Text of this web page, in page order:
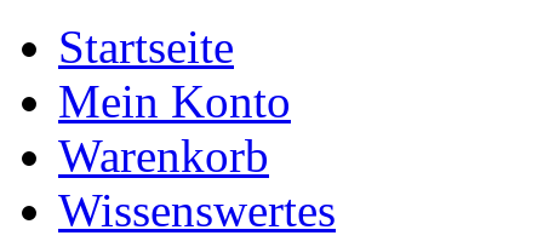
Startseite
Mein Konto
Warenkorb
Wissenswertes